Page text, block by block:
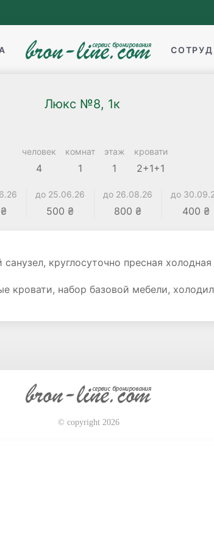
Люкс №8, 1к
человек
4
комнат
1
этаж
1
кровати
2+1+1
до 25.06.26
500 ₴
до 26.08.26
800 ₴
до
400 ₴
круглосуточно пресная
кровати, набор базовой мебели,
© copyright 2026